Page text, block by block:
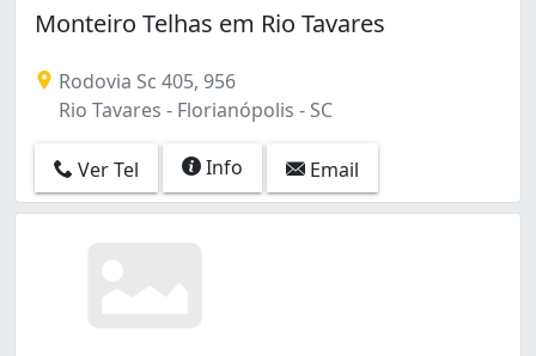
Monteiro Telhas em Rio Tavares
Rodovia Sc 405, 956
Rio Tavares - Florianópolis - SC
Ver Tel Info Email